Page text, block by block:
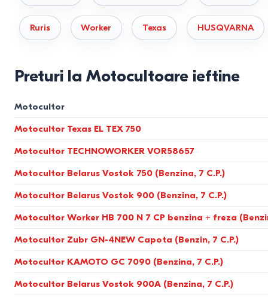
10–20 ari -
motocultor pe benzină de 6–7 CP — soluția
Peste 20 ari -motocultor diesel de la 8 CP — funcționare
Motocultoare pe benzină
Motoblocurile pe benzină sunt potrivite pentru majoritatea
Motocultoare diesel
Motoblocurile diesel sunt alese pentru utilizare intensivă.
Comparație între utilaje după
Parametru Motocultor pe
4–7 CP
Tip sol Ușor și mediu
Suprafața terenului până la 20 ari
Ruris Worker Texas HUSQVARNA
Preturi la Motocultoare ieftine
Motocultor
Motocultor Texas EL TEX 750
Motocultor TECHNOWORKER VOR58657
Motocultor Belarus Vostok 750 (Benzina, 7 C.P.)
Motocultor Belarus Vostok 900 (Benzina, 7 C.P.)
Motocultor Worker HB 700 N 7 CP benzina + freza
Motocultor Zubr GN-4NEW Capota (Benzin, 7 C.P.)
Motocultor KAMOTO GC 7090 (Benzina, 7 C.P.)
Motocultor Belarus Vostok 900A (Benzina, 7 C.P.)